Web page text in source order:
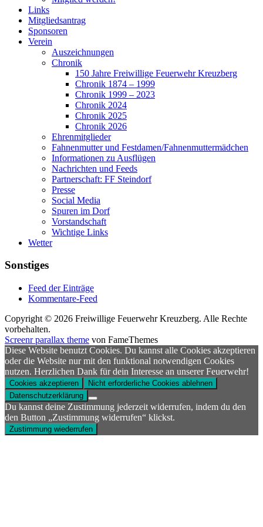
Links
Mitgliedsantrag
Sponsoren
Verein
Auszeichnungen
Chronik
150 Jahre Freiwillige Feuerwehr Kreuzberg
Chronik 1874 – 1999
Chronik 1999 – 2023
Chronik 2024
Chronik 2025
Chronik 2026
Ehrenmitglieder
Fahnenmutter und Festdamen/Fahnenmuttermädchen
Informationen zu Ausflügen
Nachrichten und Feeds
Partnerschaft: FF Steindorf
Presse
Social Media
Spuren im Dorf
Vorstandschaft
Wichtige Links
Wetter
Sonstiges
Feed der Einträge
Kommentare-Feed
Copyright © 2026 Freiwillige Feuerwehr Kreuzberg. Alle Rechte
vorbehalten.
Screenr parallax theme von FameThemes
Diese Website benutzt Cookies. Du kannst alle Cookies akzeptieren
oder die Website nur mit den funktional notwendigen Cookies
nutzen. Herzlichen Dank für dein Interesse an unserer Feuerwehr!
Cookies akzeptieren
Nicht erforderliche Cookies ablehnen
Datenschutzerklärung
Du kannst deine Zustimmung jederzeit widerrufen, indem du den
den Button „Zustimmung widerrufen“ klickst.
Zustimmung wiederrufen